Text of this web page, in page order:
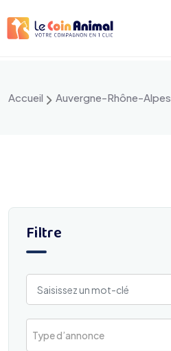
au
Accueil Auvergne-Rhône-Alpes
Filtre
Type d’annonce